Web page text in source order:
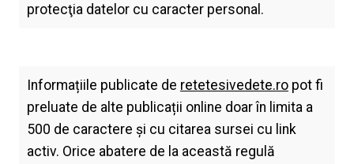
protecţia datelor cu caracter personal.
Informațiile publicate de retetesivedete.ropot fi
preluate de alte publicații online doar în limita a
500 de caractere și cu citarea sursei cu link
activ. Orice abatere de la această regulă